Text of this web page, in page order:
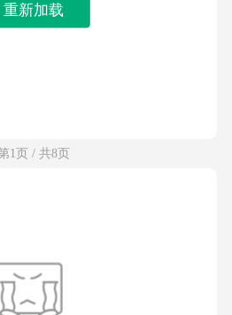
重新加载
1页 / 共8页